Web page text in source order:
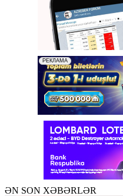
ƏN SON XƏBƏRLƏR